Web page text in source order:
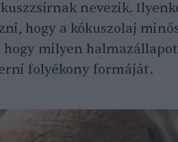
nevezik.
hogy a kókuszolaj
milyen
folyékony formáját.